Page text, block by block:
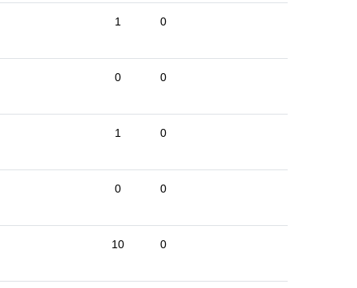
1 0
0 0
1 0
0 0
10 0